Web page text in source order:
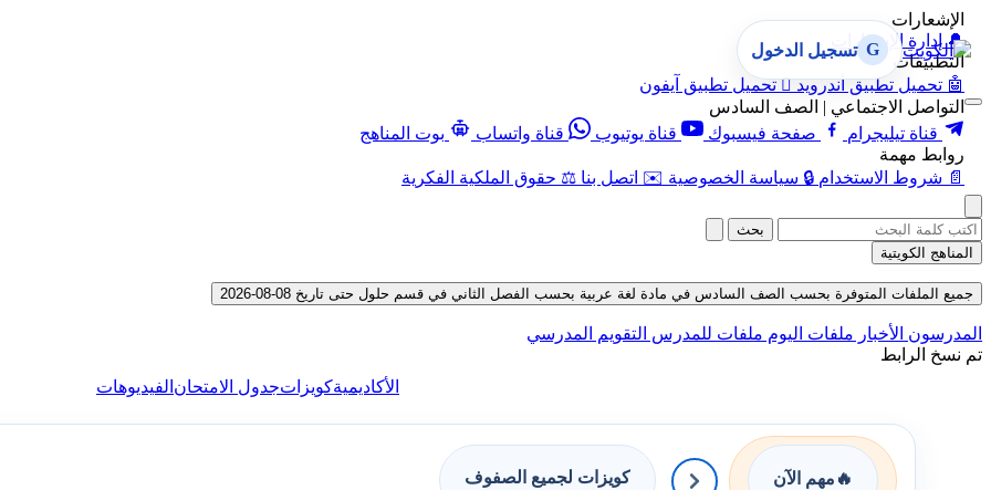
الإشعارات
🔔 إدارة الإشعارات
التطبيقات
🤖 تحميل تطبيق أندرويد  تحميل تطبيق آيفون
التواصل الاجتماعي | الصف السادس
قناة تيليجرام
صفحة فيسبوك قناة يوتيوب قناة واتساب
بوت المناهج
روابط مهمة
📄 شروط الاستخدام 🔒 سياسة الخصوصية ✉️ اتصل بنا ⚖️ حقوق الملكية الفكرية
G تسجيل الدخول
بحث
المناهج الكويتية
جميع الملفات المتوفرة بحسب الصف السادس في مادة لغة عربية بحسب الفصل الثاني في قسم حلول حتى تاريخ 08-08-2026
المدرسون الأخبار ملفات اليوم ملفات للمدرس التقويم المدرسي
تم نسخ الرابط
الأكاديميةكويزاتجدول الامتحان الفيديوهات
🔥 مهم الآن كويزات لجميع الصفوف